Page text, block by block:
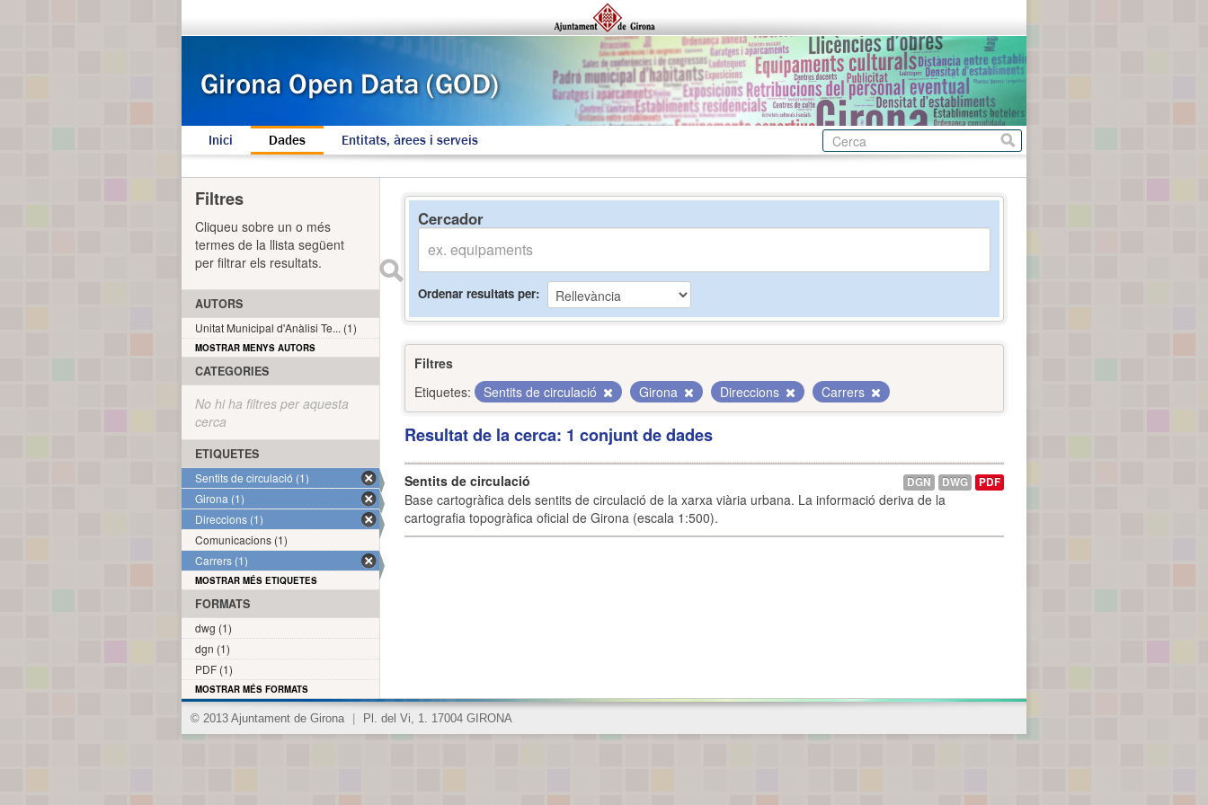
Inici Dades Entitats, àrees i serveis
Cercador
Ordenar resultats per
Filtres
Etiquetes:
Sentits de circulació Girona Direccions Carrers
Resultat de la cerca: 1 conjunt de dades
Sentits de circulació
Base cartogràfica dels sentits de circulació de la xarxa viària urbana. La informació deriva de la
cartografia topogràfica oficial de Girona (escala 1:500).
DGN DWG PDF
Filtres
Cliqueu sobre un o més
termes de la llista següent
per filtrar els resultats.
AUTORS
Unitat Municipal d'Anàlisi Te... (1)
MOSTRAR MENYS AUTORS
CATEGORIES
No hi ha filtres per aquesta
cerca
ETIQUETES
Sentits de circulació (1)
Girona (1)
Direccions (1)
Comunicacions (1)
Carrers (1)
MOSTRAR MÉS ETIQUETES
FORMATS
dwg (1)
dgn (1)
PDF (1)
MOSTRAR MÉS FORMATS
© 2013 Ajuntament de Girona Pl. del Vi, 1. 17004 GIRONA